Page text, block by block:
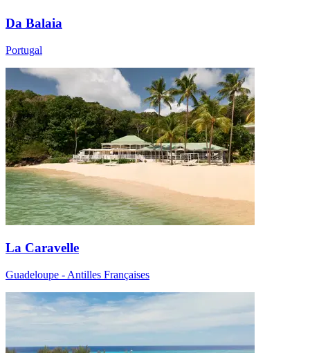
Da Balaia
Portugal
La Caravelle
Guadeloupe - Antilles Françaises